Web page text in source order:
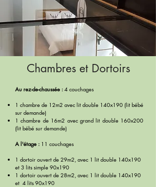
Chambres et Dortoirs
Au rez-de-chaussée : 4 couchages
1 chambre de 12m2 avec lit double 140x190 (lit bébé
sur demande)
1 chambre de 16m2 avec grand lit double 160x200
(lit bébé sur demande)
A l'étage : 11 couchages
1 dortoir ouvert de 29m2, avec 1 lit double 140x190
et 3 lits simple 90x190
1 dortoir ouvert de 28m2, avec 1 lit double 140x190
et 4 lits 90x190